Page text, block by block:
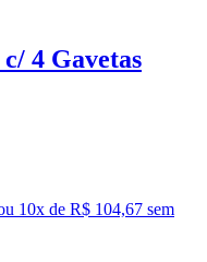
4 Gavetas
10x de R$ 104,67 sem